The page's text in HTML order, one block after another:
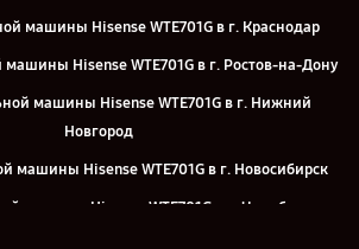
машины Hisense WTE701G в г. Краснодар
Hisense WTE701G в г. Ростов-на-Дону
машины Hisense WTE701G в г. Нижний
Новгород
машины Hisense WTE701G в г. Новосибирск
машины Hisense WTE701G в г. Челябинск